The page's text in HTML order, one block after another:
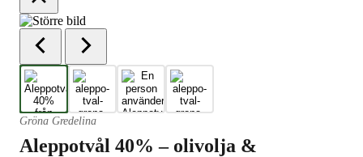
Gröna Gredelina
Aleppotvål 40% – olivolja &